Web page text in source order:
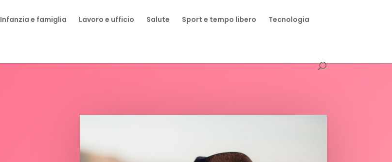
Infanzia e famiglia Lavoro e ufficio Salute Sport e tempo libero Tecnologia